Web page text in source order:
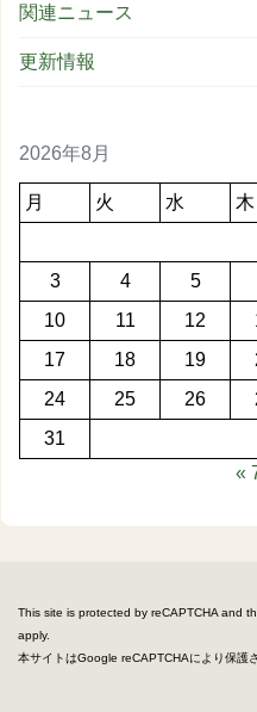
関連ニュース
更新情報
2026年8月
月 火 水 木
3
4 5
10
11 12
17
18 19
24
25 26
31
«
This site is protected by reCAPTCHA and
apply.
本サイトはGoogle reCAPTCHAにより保護